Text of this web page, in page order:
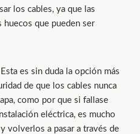
los cables, ya que las
que pueden ser
es sin duda la opción más
de que los cables nunca
como por que si fallase
eléctrica, es mucho
volverlos a pasar a través de